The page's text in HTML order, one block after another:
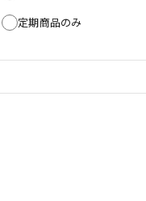
定期商品のみ